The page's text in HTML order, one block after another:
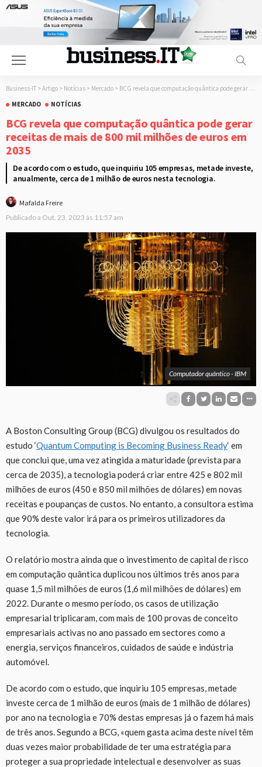
Business-IT > Artigo > Notícias > Mercado > BCG revela que computação quântica pode gerar receitas de mais de 800 mil milhões de euros em 2035
MERCADO
NOTÍCIAS
BCG revela que computação quântica pode gerar
receitas de mais de 800 mil milhões de euros em
2035
De acordo com o estudo, que inquiriu 105 empresas, metade investe,
anualmente, cerca de 1 milhão de euros nesta tecnologia.
Mafalda Freire
Publicado a Out. 23, 2023 às 11:57 am
Computador quântico - IBM
A Boston Consulting Group (BCG) divulgou os resultados do
estudo ‘Quantum Computing is Becoming Business Ready‘ em
que conclui que, uma vez atingida a maturidade (prevista para
cerca de 2035), a tecnologia poderá criar entre 425 e 802 mil
milhões de euros (450 e 850 mil milhões de dólares) em novas
receitas e poupanças de custos. No entanto, a consultora estima
que 90% deste valor irá para os primeiros utilizadores da
tecnologia.
O relatório mostra ainda que o investimento de capital de risco
em computação quântica duplicou nos últimos três anos para
quase 1,5 mil milhões de euros (1,6 mil milhões de dólares) em
2022. Durante o mesmo período, os casos de utilização
empresarial triplicaram, com mais de 100 provas de conceito
empresariais activas no ano passado em sectores como a
energia, serviços financeiros, cuidados de saúde e indústria
automóvel.
De acordo com o estudo, que inquiriu 105 empresas, metade
investe cerca de 1 milhão de euros (mais de 1 milhão de dólares)
por ano na tecnologia e 70% destas empresas já o fazem há mais
de três anos. Segundo a BCG, «quem gasta acima deste nível têm
duas vezes maior probabilidade de ter uma estratégia para
proteger a sua propriedade intelectual e desenvolver as suas